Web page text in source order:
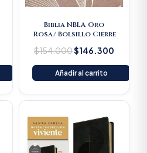
Biblia NBLA Oro
Rosa/ Bolsillo Cierre
$154.000$146.300
Añadir al carrito
Current
$151.050.
was:
$145.200.
Current
is: